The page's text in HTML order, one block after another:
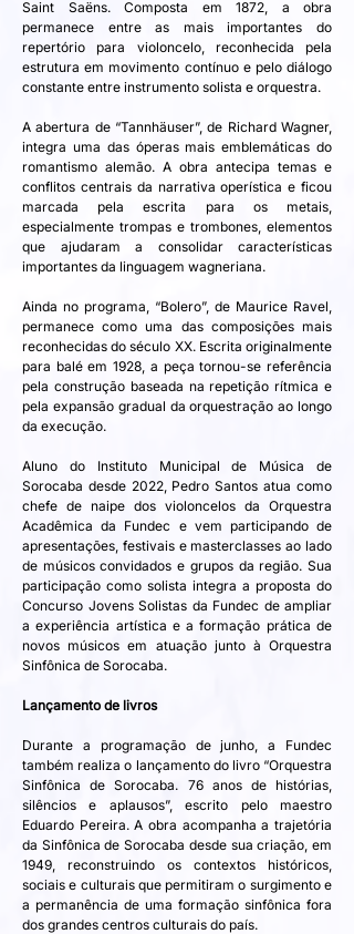
Saint Saëns. Composta em 1872, a obra
permanece entre as mais importantes do
repertório para violoncelo, reconhecida pela
estrutura em movimento contínuo e pelo diálogo
constante entre instrumento solista e orquestra.
A abertura de “Tannhäuser”, de Richard Wagner,
integra uma das óperas mais emblemáticas do
romantismo alemão. A obra antecipa temas e
conflitos centrais da narrativa operística e ficou
marcada pela escrita para os metais,
especialmente trompas e trombones, elementos
que ajudaram a consolidar características
importantes da linguagem wagneriana.
Ainda no programa, “Bolero”, de Maurice Ravel,
permanece como uma das composições mais
reconhecidas do século XX. Escrita originalmente
para balé em 1928, a peça tornou-se referência
pela construção baseada na repetição rítmica e
pela expansão gradual da orquestração ao longo
da execução.
Aluno do Instituto Municipal de Música de
Sorocaba desde 2022, Pedro Santos atua como
chefe de naipe dos violoncelos da Orquestra
Acadêmica da Fundec e vem participando de
apresentações, festivais e masterclasses ao lado
de músicos convidados e grupos da região. Sua
participação como solista integra a proposta do
Concurso Jovens Solistas da Fundec de ampliar
a experiência artística e a formação prática de
novos músicos em atuação junto à Orquestra
Sinfônica de Sorocaba.
Lançamento de livros
Durante a programação de junho, a Fundec
também realiza o lançamento do livro “Orquestra
Sinfônica de Sorocaba. 76 anos de histórias,
silêncios e aplausos”, escrito pelo maestro
Eduardo Pereira. A obra acompanha a trajetória
da Sinfônica de Sorocaba desde sua criação, em
1949, reconstruindo os contextos históricos,
sociais e culturais que permitiram o surgimento e
a permanência de uma formação sinfônica fora
dos grandes centros culturais do país.